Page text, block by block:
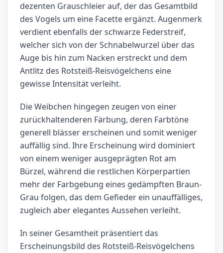
dezenten Grauschleier auf, der das Gesamtbild
des Vogels um eine Facette ergänzt. Augenmerk
verdient ebenfalls der schwarze Federstreif,
welcher sich von der Schnabelwurzel über das
Auge bis hin zum Nacken erstreckt und dem
Antlitz des Rotsteiß-Reisvögelchens eine
gewisse Intensität verleiht.
Die Weibchen hingegen zeugen von einer
zurückhaltenderen Färbung, deren Farbtöne
generell blässer erscheinen und somit weniger
auffällig sind. Ihre Erscheinung wird dominiert
von einem weniger ausgeprägten Rot am
Bürzel, während die restlichen Körperpartien
mehr der Farbgebung eines gedämpften Braun-
Grau folgen, das dem Gefieder ein unauffälliges,
zugleich aber elegantes Aussehen verleiht.
In seiner Gesamtheit präsentiert das
Erscheinungsbild des Rotsteiß-Reisvögelchens